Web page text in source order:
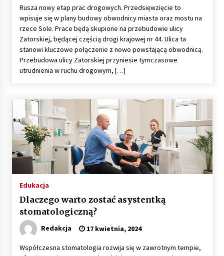
Rusza nowy etap prac drogowych. Przedsięwzięcie to
wpisuje się w plany budowy obwodnicy miasta oraz mostu na
rzece Sole. Prace będą skupione na przebudowie ulicy
Zatorskiej, będącej częścią drogi krajowej nr 44. Ulica ta
stanowi kluczowe połączenie z nowo powstającą obwodnicą.
Przebudowa ulicy Zatorskiej przyniesie tymczasowe
utrudnienia w ruchu drogowym, […]
Edukacja
Dlaczego warto zostać asystentką
stomatologiczną?
Redakcja 17 kwietnia, 2024
Współczesna stomatologia rozwija się w zawrotnym tempie,